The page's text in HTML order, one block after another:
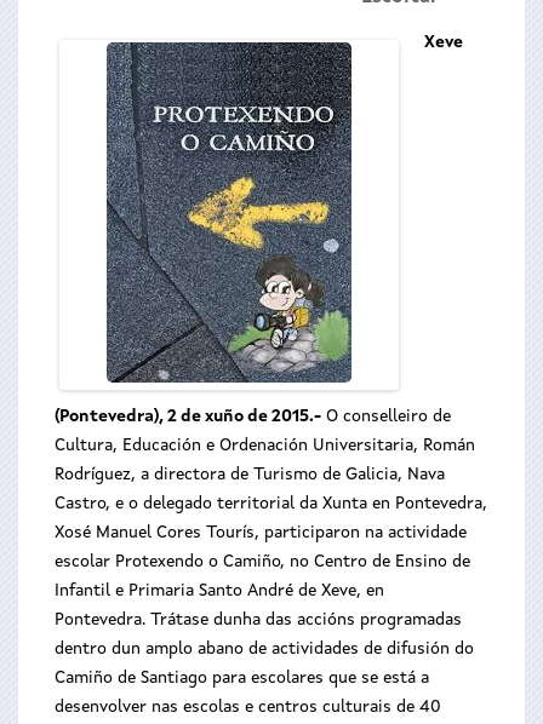
Xeve
(Pontevedra), 2 de xuño de 2015.- O conselleiro de
Cultura, Educación e Ordenación Universitaria, Román
Rodríguez, a directora de Turismo de Galicia, Nava
Castro, e o delegado territorial da Xunta en Pontevedra,
Xosé Manuel Cores Tourís, participaron na actividade
escolar Protexendo o Camiño, no Centro de Ensino de
Infantil e Primaria Santo André de Xeve, en
Pontevedra. Trátase dunha das accións programadas
dentro dun amplo abano de actividades de difusión do
Camiño de Santiago para escolares que se está a
desenvolver nas escolas e centros culturais de 40